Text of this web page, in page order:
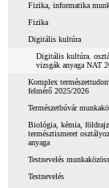
Fizika, informatika
Fizika
Digitális kultúra
Digitális kultúra.
vizsgák anyaga NAT
Komplex
felmérő 2025/2026
Természetbúvár
Biológia, kémia, földrajz,
természtismeret
anyaga
Testnevelés
Testnevelés